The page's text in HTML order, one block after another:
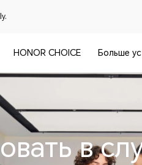
HONOR CHOICE Больше
в